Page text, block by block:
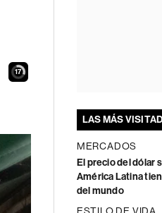
15
LAS MÁS
MERCADOS
El precio del dólar
América Latina
del mundo